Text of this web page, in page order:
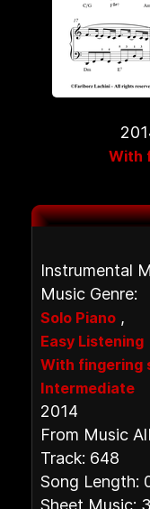
With
Instrumental
Music Genre:
Solo Piano ,
Easy Listening
With fingering
Intermediate
2014
From Music
Track: 648
Song Length:
Sheet Music: